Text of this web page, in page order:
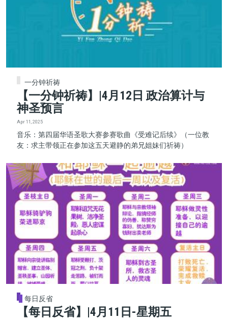
一分钟祈祷
【一分钟祈祷】|4月12日 政治算计与
神圣预言
Apr 11, 2025
音乐：第四届华语圣歌大赛参赛歌曲《受难记后续》（一位教
友：求主带领正在参加这五天避静的弟兄姐妹们祈祷）
每日反省
【每日反省】|4月11日-星期五